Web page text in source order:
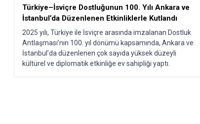
Türkiye–İsviçre Dostluğunun 100. Yılı Ankara ve
İstanbul’da Düzenlenen Etkinliklerle Kutlandı​
2025 yılı, Türkiye ile İsviçre arasında imzalanan Dostluk
Antlaşması’nın 100. yıl dönümü kapsamında, Ankara ve
İstanbul’da düzenlenen çok sayıda yüksek düzeyli
kültürel ve diplomatik etkinliğe ev sahipliği yaptı.